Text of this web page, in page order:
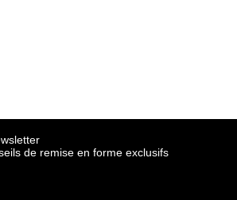
de remise en forme exclusifs